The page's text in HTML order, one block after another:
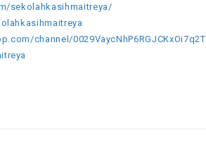
sekolahkasihmaitreya/
channel/0029VaycNhP6RGJCKxOi7q2T